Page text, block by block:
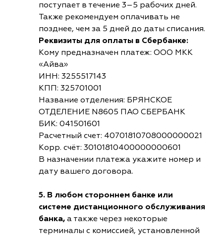
поступает в течение 3–5 рабочих дней.
Также рекомендуем оплачивать не
позднее, чем за 5 дней до даты списания.
Реквизиты для оплаты в Сбербанке:
Кому предназначен платеж: ООО МКК
«Айва»
ИНН: 3255517143
КПП: 325701001
Название отделения: БРЯНСКОЕ
ОТДЕЛЕНИЕ N8605 ПАО СБЕРБАНК
БИК: 041501601
Расчетный счет: 40701810708000000021
Корр. счёт: 30101810400000000601
В назначении платежа укажите номер и
дату вашего договора.
5. В любом стороннем банке или
системе дистанционного обслуживания
банка, а также через некоторые
терминалы с комиссией, установленной